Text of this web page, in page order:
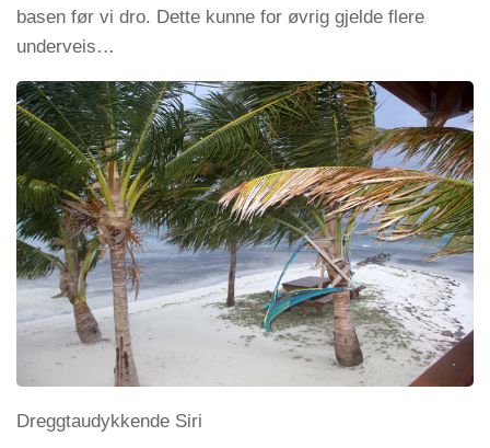
basen før vi dro. Dette kunne for øvrig gjelde flere
underveis…
Dreggtaudykkende Siri